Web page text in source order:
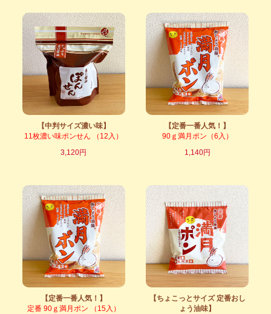
【中判サイズ濃い味】
11枚濃い味ポンせん （12入）
3,120円
【定番一番人気！】
90ｇ満月ポン（6入）
1,140円
【定番一番人気！】
定番 90ｇ満月ポン （15入）
【ちょこっとサイズ 定番おし
ょう油味】